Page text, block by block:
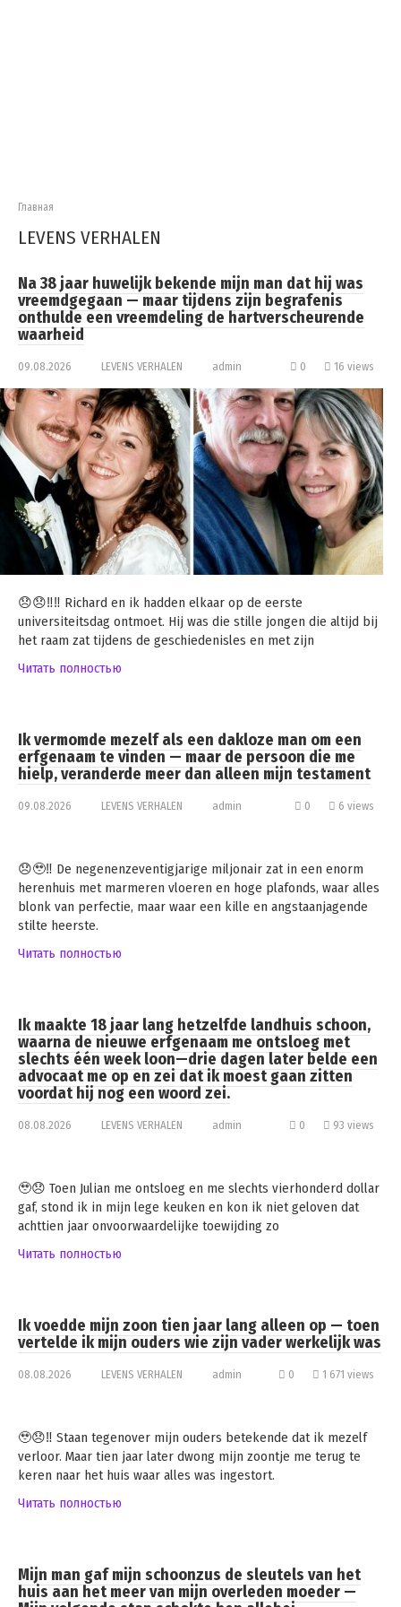
Главная
LEVENS VERHALEN
Na 38 jaar huwelijk bekende mijn man dat hij was
vreemdgegaan — maar tijdens zijn begrafenis
onthulde een vreemdeling de hartverscheurende
waarheid
09.08.2026 LEVENS VERHALEN admin 0 16 views
😞😞‼️‼️ Richard en ik hadden elkaar op de eerste
universiteitsdag ontmoet. Hij was die stille jongen die altijd bij
het raam zat tijdens de geschiedenisles en met zijn
Читать полностью
Ik vermomde mezelf als een dakloze man om een
erfgenaam te vinden — maar de persoon die me
hielp, veranderde meer dan alleen mijn testament
09.08.2026 LEVENS VERHALEN admin 0 6 views
😞🥹‼️ De negenenzeventigjarige miljonair zat in een enorm
herenhuis met marmeren vloeren en hoge plafonds, waar alles
blonk van perfectie, maar waar een kille en angstaanjagende
stilte heerste.
Читать полностью
Ik maakte 18 jaar lang hetzelfde landhuis schoon,
waarna de nieuwe erfgenaam me ontsloeg met
slechts één week loon—drie dagen later belde een
advocaat me op en zei dat ik moest gaan zitten
voordat hij nog een woord zei.
08.08.2026 LEVENS VERHALEN admin 0 93 views
🥹😞 Toen Julian me ontsloeg en me slechts vierhonderd dollar
gaf, stond ik in mijn lege keuken en kon ik niet geloven dat
achttien jaar onvoorwaardelijke toewijding zo
Читать полностью
Ik voedde mijn zoon tien jaar lang alleen op — toen
vertelde ik mijn ouders wie zijn vader werkelijk was
08.08.2026 LEVENS VERHALEN admin 0 1 671 views
🥹😞‼️ Staan tegenover mijn ouders betekende dat ik mezelf
verloor. Maar tien jaar later dwong mijn zoontje me terug te
keren naar het huis waar alles was ingestort.
Читать полностью
Mijn man gaf mijn schoonzus de sleutels van het
huis aan het meer van mijn overleden moeder —